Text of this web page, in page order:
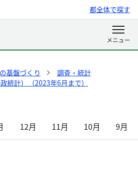
都全体で探す
基盤づくり
調査・統計
統計）（2023年6月まで）
12月 11月 10月 9月